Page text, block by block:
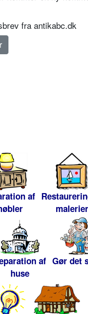
fra antikabc.dk
af
malerier
af
huse
Gør det